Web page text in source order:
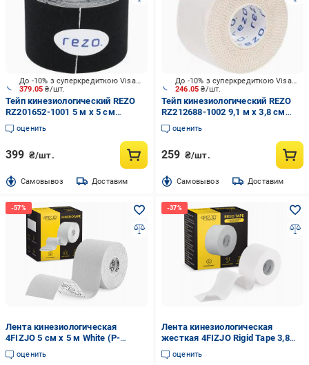
379.05₴/шт.
До -10% з суперкредиткою Visa Вигода
Тейп кинезиологический REZO
RZ201652-1001 5 м х 5 см
чорный
оценить
399 ₴/шт.
Cамовывоз Доставим
246.05₴/шт.
До -10% з суперкредиткою Visa Вигода
Тейп кинезиологический REZO
RZ212688-1002 9,1 м х 3,8 см
бежевый
оценить
259 ₴/шт.
Cамовывоз Доставим
Лента кинезиологическая
4FIZJO 5 см x 5 м White (P-
5907739318831)
оценить
Лента кинезиологическая
жесткая 4FIZJO Rigid Tape 3,8
см x 10 м White (P-
5905973400817)
оценить